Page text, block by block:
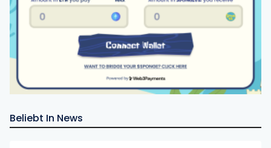
Beliebt In News